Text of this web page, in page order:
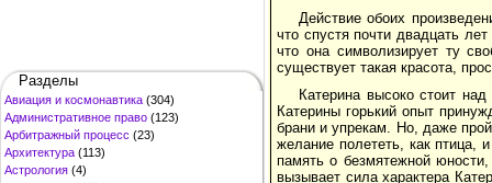
Разделы
Авиация и космонавтика (304)
Административное право (123)
Арбитражный процесс (23)
Архитектура (113)
Астрология (4)
Действие обоих
что спустя почти двадцать
что она символизирует ту
существует такая красота,
Катерина высоко стоит
Катерины горький опыт
брани и упрекам. Но, даже
желание полететь, как птица,
память о безмятежной
вызывает сила характера